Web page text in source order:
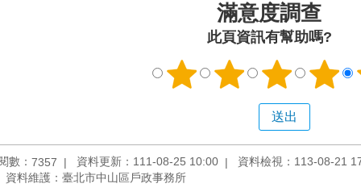
滿意度調查
此頁資訊有幫助嗎?
數： 7357 資料更新：111-08-25 10:00
資料檢視：113-08-21
資料維護：臺北市中山區戶政事務所